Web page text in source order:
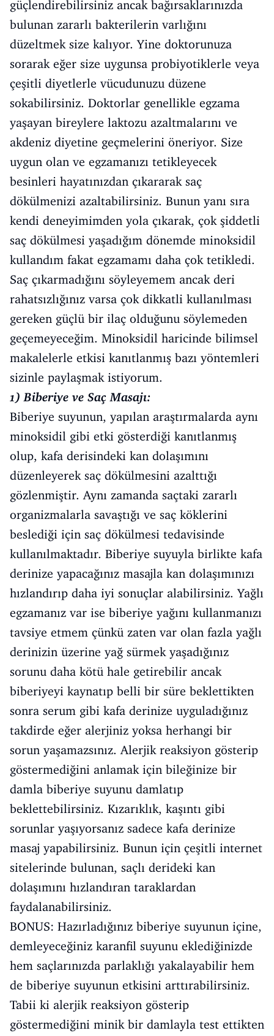
güçlendirebilirsiniz ancak bağırsaklarınızda
bulunan zararlı bakterilerin varlığını
düzeltmek size kalıyor. Yine doktorunuza
sorarak eğer size uygunsa probiyotiklerle veya
çeşitli diyetlerle vücudunuzu düzene
sokabilirsiniz. Doktorlar genellikle egzama
yaşayan bireylere laktozu azaltmalarını ve
akdeniz diyetine geçmelerini öneriyor. Size
uygun olan ve egzamanızı tetikleyecek
besinleri hayatınızdan çıkararak saç
dökülmenizi azaltabilirsiniz. Bunun yanı sıra
kendi deneyimimden yola çıkarak, çok şiddetli
saç dökülmesi yaşadığım dönemde minoksidil
kullandım fakat egzamamı daha çok tetikledi.
Saç çıkarmadığını söyleyemem ancak deri
rahatsızlığınız varsa çok dikkatli kullanılması
gereken güçlü bir ilaç olduğunu söylemeden
geçemeyeceğim. Minoksidil haricinde bilimsel
makalelerle etkisi kanıtlanmış bazı yöntemleri
sizinle paylaşmak istiyorum.
1) Biberiye ve Saç Masajı:
Biberiye suyunun, yapılan araştırmalarda aynı
minoksidil gibi etki gösterdiği kanıtlanmış
olup, kafa derisindeki kan dolaşımını
düzenleyerek saç dökülmesini azalttığı
gözlenmiştir. Aynı zamanda saçtaki zararlı
organizmalarla savaştığı ve saç köklerini
beslediği için saç dökülmesi tedavisinde
kullanılmaktadır. Biberiye suyuyla birlikte kafa
derinize yapacağınız masajla kan dolaşımınızı
hızlandırıp daha iyi sonuçlar alabilirsiniz. Yağlı
egzamanız var ise biberiye yağını kullanmanızı
tavsiye etmem çünkü zaten var olan fazla yağlı
derinizin üzerine yağ sürmek yaşadığınız
sorunu daha kötü hale getirebilir ancak
biberiyeyi kaynatıp belli bir süre beklettikten
sonra serum gibi kafa derinize uyguladığınız
takdirde eğer alerjiniz yoksa herhangi bir
sorun yaşamazsınız. Alerjik reaksiyon gösterip
göstermediğini anlamak için bileğinize bir
damla biberiye suyunu damlatıp
beklettebilirsiniz. Kızarıklık, kaşıntı gibi
sorunlar yaşıyorsanız sadece kafa derinize
masaj yapabilirsiniz. Bunun için çeşitli internet
sitelerinde bulunan, saçlı derideki kan
dolaşımını hızlandıran taraklardan
faydalanabilirsiniz.
BONUS: Hazırladığınız biberiye suyunun içine,
demleyeceğiniz karanfil suyunu eklediğinizde
hem saçlarınızda parlaklığı yakalayabilir hem
de biberiye suyunun etkisini arttırabilirsiniz.
Tabii ki alerjik reaksiyon gösterip
göstermediğini minik bir damlayla test ettikten